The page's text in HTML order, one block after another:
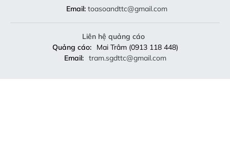
Email: toasoandttc@gmail.com
Liên hệ quảng cáo
Quảng cáo:
Mai Trâm (0913 118 448)
Email: tram.sgdttc@gmail.com